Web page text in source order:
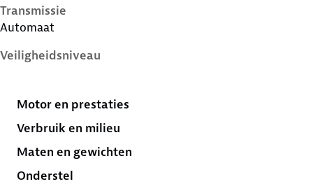
Transmissie
Automaat
Veiligheidsniveau
Motor en prestaties
Verbruik en milieu
Maten en gewichten
Onderstel